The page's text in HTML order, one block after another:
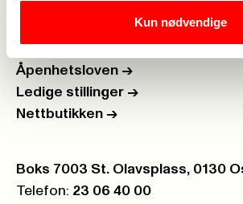
Kun nødvendige
Personvern->
Åpenhetsloven ->
Ledige stillinger ->
Nettbutikken ->
Postboks:
Boks 7003 St. Olavsplass, 0130
Telefon: 23 06 40 00